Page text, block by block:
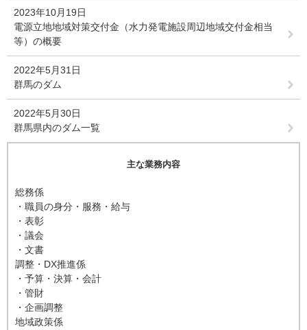
2023年10月19日
電源立地地域対策交付金（水力発電施設周辺地域交付金相当
等）の概要
2022年5月31日
群馬のダム
2022年5月30日
群馬県内のダム一覧
主な業務内容
総務係
・職員の身分・服務・給与
・表彰
・議会
・文書
調整・DX推進係
・予算・決算・会計
・管財
・企画調整
地域政策係